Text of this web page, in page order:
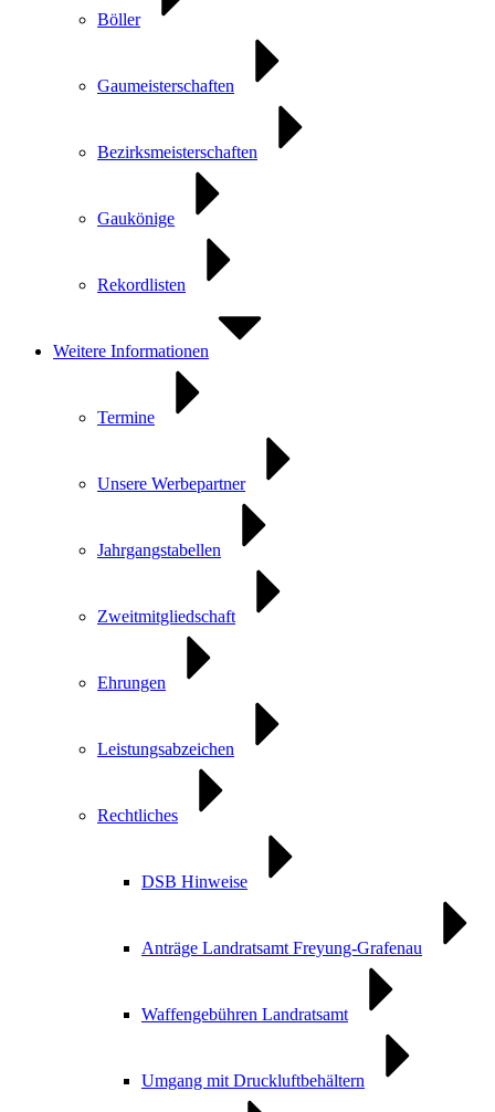
Böller
Gaumeisterschaften
Bezirksmeisterschaften
Gaukönige
Rekordlisten
Weitere Informationen
Termine
Unsere Werbepartner
Jahrgangstabellen
Zweitmitgliedschaft
Ehrungen
Leistungsabzeichen
Rechtliches
DSB Hinweise
Anträge Landratsamt Freyung-Grafenau
Waffengebühren Landratsamt
Umgang mit Druckluftbehältern